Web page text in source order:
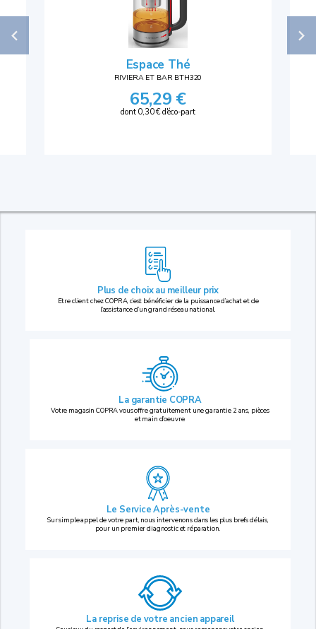
Espace Thé
RIVIERA ET BAR BTH320
65,29 €
dont 0,30 € d'éco-part
Plus de choix au meilleur prix
Etre client chez COPRA, c’est bénéficier de la puissance d’achat et de
l’assistance d’un grand réseau national.
La garantie COPRA
Votre magasin COPRA vous offre gratuitement une garantie 2 ans, pièces
et main d’oeuvre.
Le Service Après-vente
Sur simple appel de votre part, nous intervenons dans les plus brefs délais,
pour un premier diagnostic et réparation.
La reprise de votre ancien appareil